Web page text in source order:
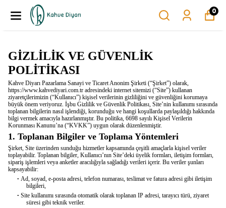
0
GİZLİLİK VE GÜVENLİK
POLİTİKASI
Kahve Diyarı Pazarlama Sanayi ve Ticaret Anonim Şirketi (“Şirket”) olarak,
https://www.kahvediyari.com.tr adresindeki internet sitemizi (“Site”) kullanan
ziyaretçilerimizin (“Kullanıcı”) kişisel verilerinin gizliliğini ve güvenliğini korumaya
büyük önem veriyoruz. İşbu Gizlilik ve Güvenlik Politikası, Site’nin kullanımı sırasında
toplanan bilgilerin nasıl işlendiği, korunduğu ve hangi koşullarda paylaşıldığı hakkında
bilgi vermek amacıyla hazırlanmıştır. Bu politika, 6698 sayılı Kişisel Verilerin
Korunması Kanunu’na (“KVKK”) uygun olarak düzenlenmiştir.
1. Toplanan Bilgiler ve Toplama Yöntemleri
Şirket, Site üzerinden sunduğu hizmetler kapsamında çeşitli amaçlarla kişisel veriler
toplayabilir. Toplanan bilgiler, Kullanıcı’nın Site’deki üyelik formları, iletişim formları,
sipariş işlemleri veya anketler aracılığıyla sağladığı verileri içerir. Bu veriler şunları
kapsayabilir:
• Ad, soyad, e-posta adresi, telefon numarası, teslimat ve fatura adresi gibi iletişim
bilgileri,
• Site kullanımı sırasında otomatik olarak toplanan IP adresi, tarayıcı türü, ziyaret
süresi gibi teknik veriler.